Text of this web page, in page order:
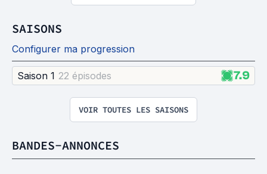
SAISONS
Configurer ma progression
Saison 1 22 épisodes 7.9
VOIR TOUTES LES SAISONS
BANDES-ANNONCES